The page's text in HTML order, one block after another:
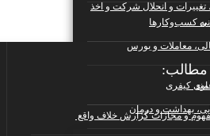
به کسب‌وکارها
معاملات و بورس
بهداشت و درمان
و انحلال شرکت و اخذ
کیفری
مطالب:
و مجازات گزارش خلاف واقع